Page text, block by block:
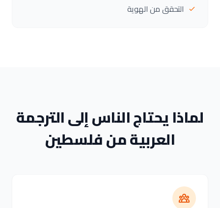
التحقق من الهوية
لماذا يحتاج الناس إلى الترجمة
العربية من فلسطين